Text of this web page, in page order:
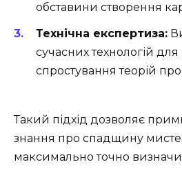
обставини створення
Технічна експертиза:
сучасних технологій
спростування теорій про
Такий підхід дозволяє
знання про спадщину
максимально точно